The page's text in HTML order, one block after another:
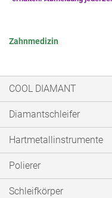
Zahnmedizin
COOL DIAMANT
Diamantschleifer
Hartmetallinstrumente
Polierer
Schleifkörper